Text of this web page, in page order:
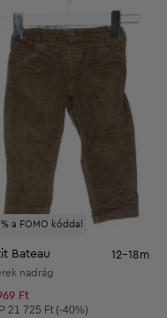
a FOMO kóddal
Bateau 12-18m
nadrág
Ft
ár:
21 725 Ft (-40%)